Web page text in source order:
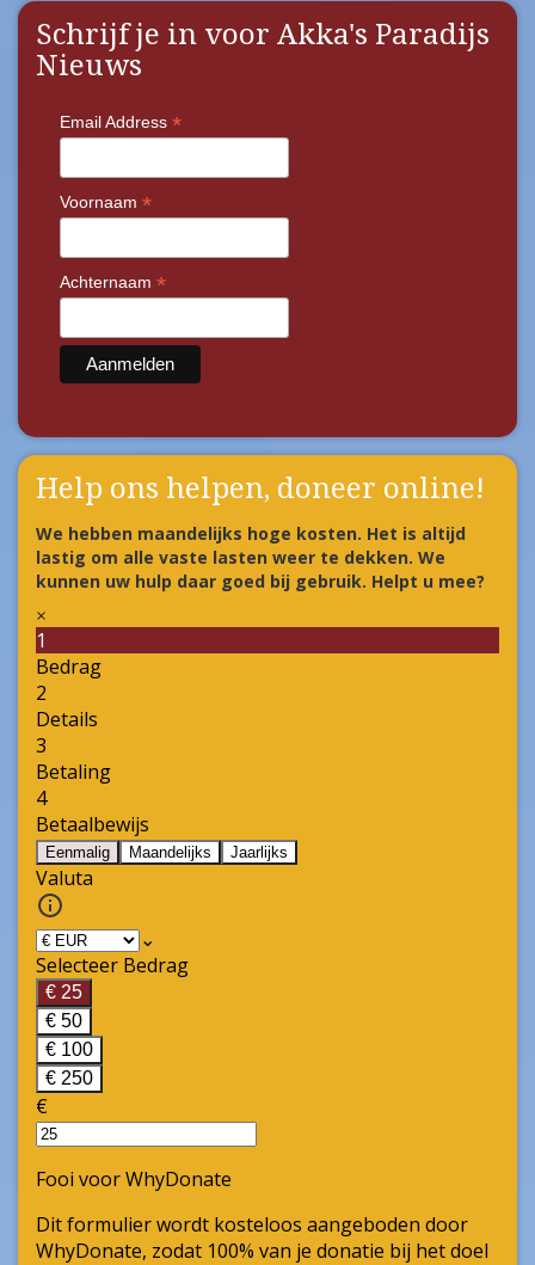
Schrijf je in voor Akka's Paradijs
Nieuws
Email Address *
Voornaam *
Achternaam *
Help ons helpen, doneer online!
We hebben maandelijks hoge kosten. Het is altijd
lastig om alle vaste lasten weer te dekken. We
kunnen uw hulp daar goed bij gebruik. Helpt u mee?